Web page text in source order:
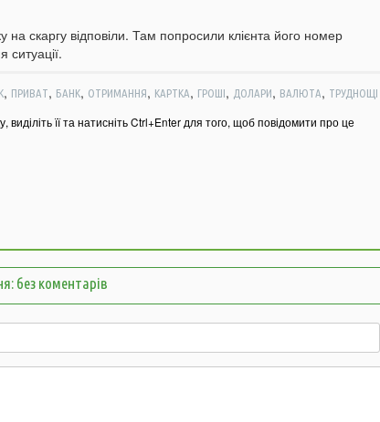
скаргу відповіли. Там попросили клієнта його номер
, ПРИВАТ, БАНК, ОТРИМАННЯ, КАРТКА, ГРОШІ, ДОЛАРИ, ВАЛЮТА, ТРУДНОЩІ
її та натисніть Ctrl+Enter для того, щоб повідомити про це
без коментарів